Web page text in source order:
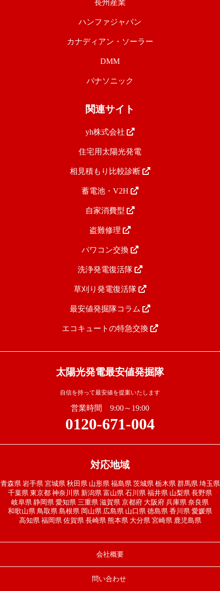
長州産業
ハンファジャパン
カナディアン・ソーラー
DMM
パナソニック
関連サイト
yh株式会社
住宅用太陽光発電
相見積もり比較診断
蓄電池・V2H
自家消費型
盗難修理
パワコン交換
洗浄発電復活隊
草刈り発電復活隊
最安値発掘隊コラム
エコキュートの特急交換
太陽光発電最安値発掘隊
自信を持って最安値を提案いたします
営業時間 9:00～19:00
0120-671-004
対応地域
青森県 岩手県 宮城県 秋田県 山形県 福島県 茨城県 栃木県 群馬県 埼玉県
千葉県 東京都 神奈川県 新潟県 富山県 石川県 福井県 山梨県 長野県
岐阜県 静岡県 愛知県 三重県 滋賀県 京都府 大阪府 兵庫県 奈良県
和歌山県 鳥取県 島根県 岡山県 広島県 山口県 徳島県 香川県 愛媛県
高知県 福岡県 佐賀県 長崎県 熊本県 大分県 宮崎県 鹿児島県
会社概要
問い合わせ